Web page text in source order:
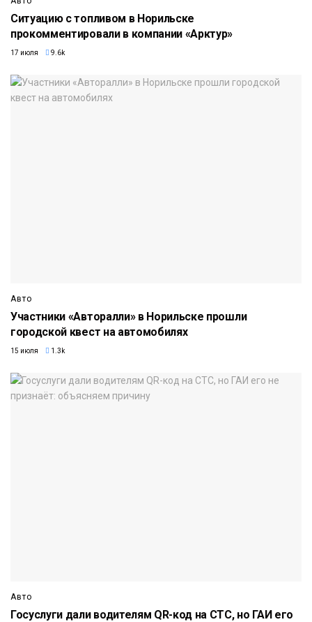
Ситуацию с топливом в Норильске
прокомментировали в компании «Арктур»
17 июля 9.6k
Авто
Участники «Авторалли» в Норильске прошли
городской квест на автомобилях
15 июля 1.3k
Авто
Госуслуги дали водителям QR-код на СТС, но ГАИ его